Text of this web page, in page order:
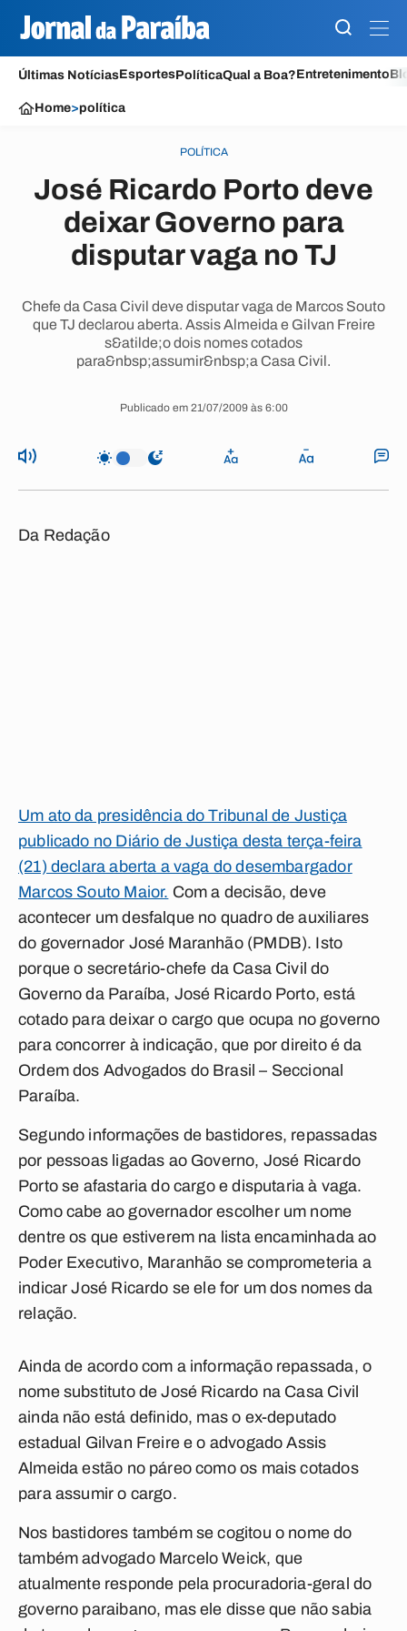
Últimas NotíciasEsportesPolíticaQual a Boa?Entretenimento
Home>política
POLÍTICA
José Ricardo Porto deve
deixar Governo para
disputar vaga no TJ
Chefe da Casa Civil deve disputar vaga de Marcos Souto
que TJ declarou aberta. Assis Almeida e Gilvan Freire
s&atilde;o dois nomes cotados
para&nbsp;assumir&nbsp;a Casa Civil.
Publicado em 21/07/2009 às 6:00
Da Redação
Um ato da presidência do Tribunal de Justiça
publicado no Diário de Justiça desta terça-feira
(21) declara aberta a vaga do desembargador
Marcos Souto Maior. Com a decisão, deve
acontecer um desfalque no quadro de auxiliares
do governador José Maranhão (PMDB). Isto
porque o secretário-chefe da Casa Civil do
Governo da Paraíba, José Ricardo Porto, está
cotado para deixar o cargo que ocupa no governo
para concorrer à indicação, que por direito é da
Ordem dos Advogados do Brasil – Seccional
Paraíba.
Segundo informações de bastidores, repassadas
por pessoas ligadas ao Governo, José Ricardo
Porto se afastaria do cargo e disputaria à vaga.
Como cabe ao governador escolher um nome
dentre os que estiverem na lista encaminhada ao
Poder Executivo, Maranhão se comprometeria a
indicar José Ricardo se ele for um dos nomes da
relação.
Ainda de acordo com a informação repassada, o
nome substituto de José Ricardo na Casa Civil
ainda não está definido, mas o ex-deputado
estadual Gilvan Freire e o advogado Assis
Almeida estão no páreo como os mais cotados
para assumir o cargo.
Nos bastidores também se cogitou o nome do
também advogado Marcelo Weick, que
atualmente responde pela procuradoria-geral do
governo paraibano, mas ele disse que não sabia